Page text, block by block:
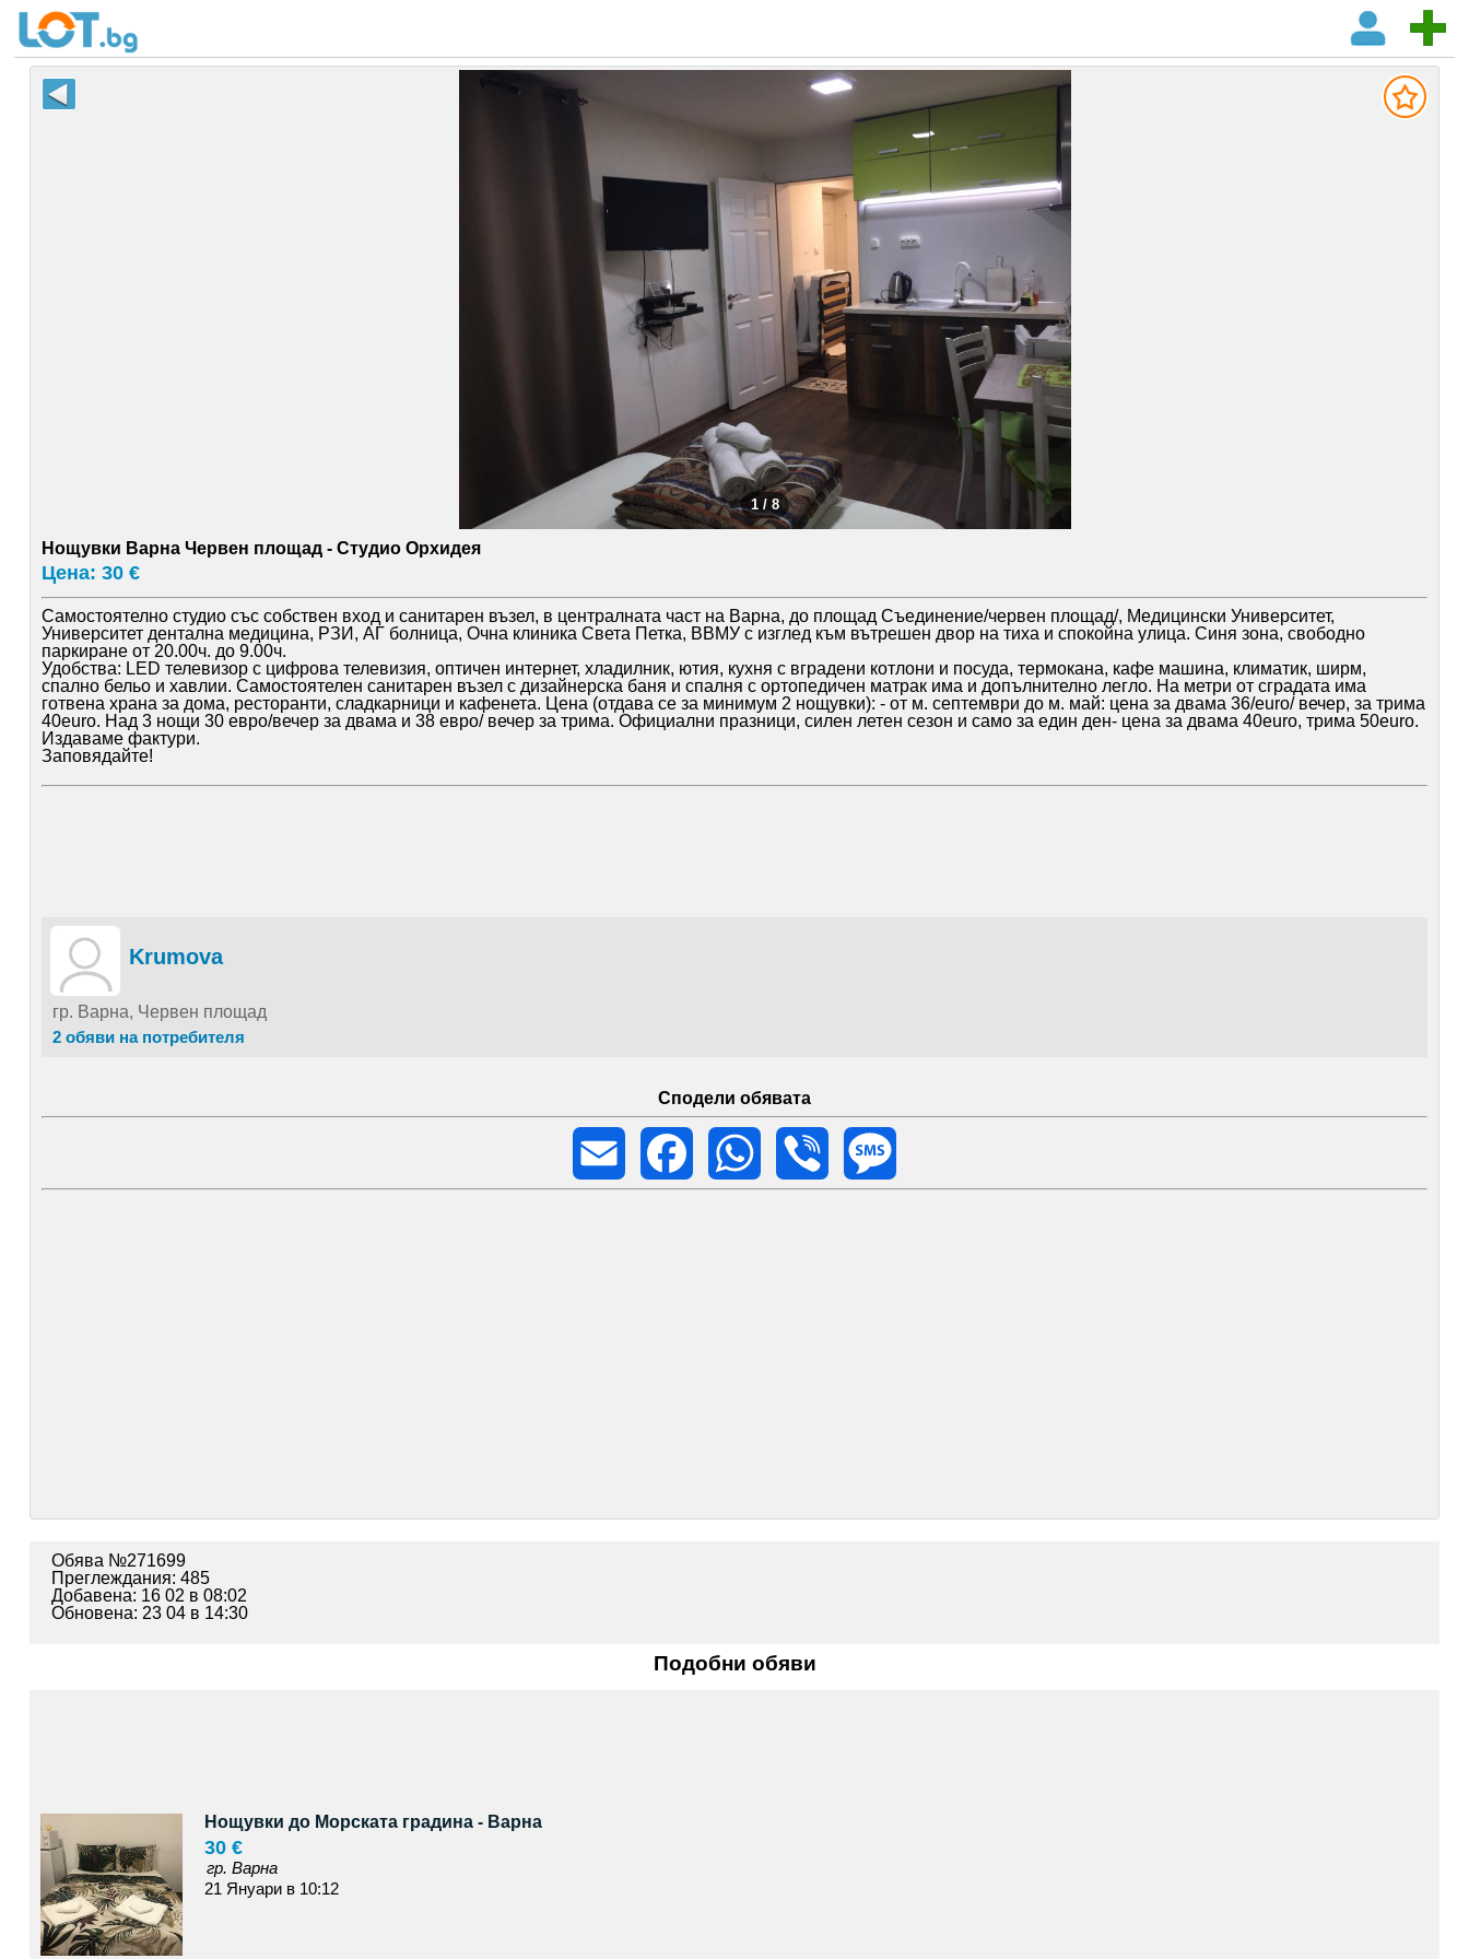
1 / 8
Нощувки Варна Червен площад - Студио Орхидея
Цена: 30 €
Самостоятелно студио със собствен вход и санитарен възел, в централната част на Варна, до площад Съединение/червен площад/, Медицински Университет,
Университет дентална медицина, РЗИ, АГ болница, Очна клиника Света Петка, ВВМУ с изглед към вътрешен двор на тиха и спокойна улица. Синя зона, свободно
паркиране от 20.00ч. до 9.00ч.
Удобства: LED телевизор с цифрова телевизия, оптичен интернет, хладилник, ютия, кухня с вградени котлони и посуда, термокана, кафе машина, климатик, ширм,
спално бельо и хавлии. Самостоятелен санитарен възел с дизайнерска баня и спалня с ортопедичен матрак има и допълнително легло. На метри от сградата има
готвена храна за дома, ресторанти, сладкарници и кафенета. Цена (отдава се за минимум 2 нощувки): - от м. септември до м. май: цена за двама 36/euro/ вечер, за трима
40euro. Над 3 нощи 30 евро/вечер за двама и 38 евро/ вечер за трима. Официални празници, силен летен сезон и само за един ден- цена за двама 40euro, трима 50euro.
Издаваме фактури.
Заповядайте!
Krumova
гр. Варна, Червен площад
2 обяви на потребителя
Сподели обявата
Email
Facebook WhatsApp Viber
Обява №271699
Преглеждания: 485
Добавена: 16 02 в 08:02
Обновена: 23 04 в 14:30
Подобни обяви
Нощувки до Морската градина - Варна
30 €
гр. Варна
21 Януари в 10:12